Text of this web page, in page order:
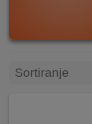
&
Sortiranje